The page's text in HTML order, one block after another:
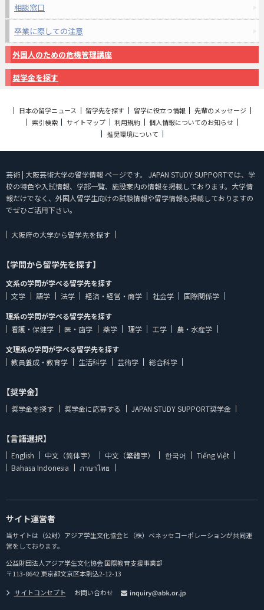
相談窓口
卒業に際しての注意
外国人のための危機管理講座
奨学金を探す
日本の留学ニュース 留学先を探す 留学に役立つ情報
先輩のメッセージ
索引検索
サイトマップ 利用規約
個人情報についてのお知らせ
推奨環境について
芸術 | 大阪芸術大学の留学情報 ページです。 JAPAN STUDY SUPPORTでは、学
校の特色や入試情報、学部一覧、施設案内の情報を掲載しております。大学情
報だけでなく、外国人留学生向けの試験情報や留学情報も掲載しておりますの
でぜひご活用下さい。
大阪府の大学から留学先を探す
【学問から留学先を探す】
文系の学問が学べる留学先を探す
文学
語学 法学 経済・経営・商学 社会学
国際関係学
理系の学問が学べる留学先を探す
看護・保健学
医・歯学 薬学 理学 工学
農・水産学
文理系の学問が学べる留学先を探す
教員養成・教育学
生活科学 芸術学 総合科学
【奨学金】
奨学金を探す 奨学金に応募する JAPAN STUDY SUPPORT奨学金
【言語選択】
English 中文（简体字） 中文（繁體字） 한국어
Tiếng Việt
Bahasa Indonesia
ภาษาไทย
サイト運営者
当サイトは（公財）アジア学生文化協会と（株）ベネッセコーポレーションが共同運
営をしております。
公益財団法人アジア学生文化協会 国際教育支援事業部
〒113-8642 東京都文京区本駒込2-12-13
サイトコンセプト
お問い合わせ